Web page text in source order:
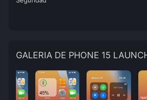
GALERIA DE PHONE 15